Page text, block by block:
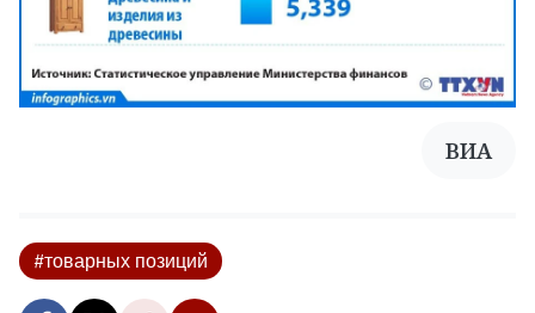
ВИА
#товарных позиций